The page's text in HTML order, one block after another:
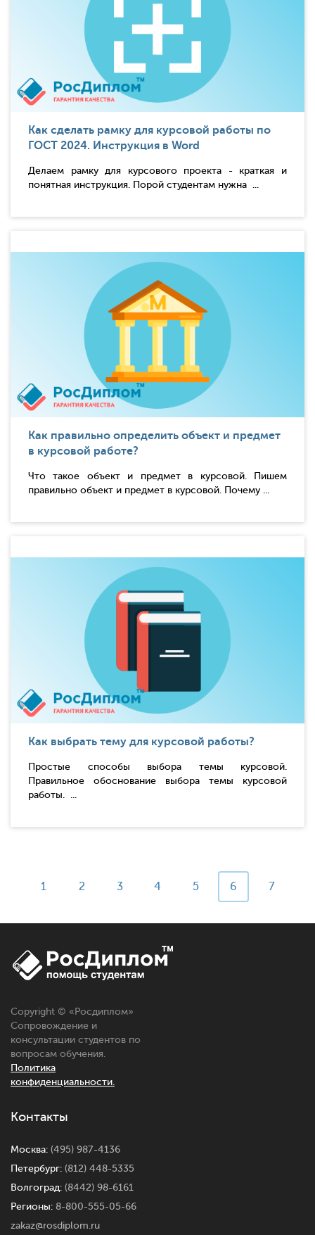
Как сделать рамку для курсовой работы по
ГОСТ 2024. Инструкция в Word
Делаем рамку для курсового проекта - краткая и
понятная инструкция. Порой студентам нужна ...
Как правильно определить объект и предмет
в курсовой работе?
Что такое объект и предмет в курсовой. Пишем
правильно объект и предмет в курсовой. Почему ...
Как выбрать тему для курсовой работы?
Простые способы выбора темы курсовой.
Правильное обоснование выбора темы курсовой
работы. ...
1 2 3 4 5 6 7
Copyright © «Росдиплом»
Сопровождение и
консультации студентов по
вопросам обучения.
Политика
конфиденциальности.
Контакты
Москва: (495) 987-4136
Петербург: (812) 448-5335
Волгоград: (8442) 98-6161
Регионы: 8-800-555-05-66
zakaz@rosdiplom.ru